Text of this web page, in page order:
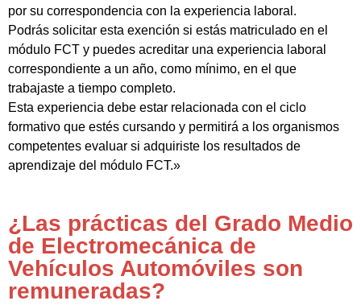
por su correspondencia con la experiencia laboral.
Podrás solicitar esta exención si estás matriculado en el
módulo FCT y puedes acreditar una experiencia laboral
correspondiente a un año, como mínimo, en el que
trabajaste a tiempo completo.
Esta experiencia debe estar relacionada con el ciclo
formativo que estés cursando y permitirá a los organismos
competentes evaluar si adquiriste los resultados de
aprendizaje del módulo FCT.»
¿Las prácticas del Grado Medio
de Electromecánica de
Vehículos Automóviles son
remuneradas?